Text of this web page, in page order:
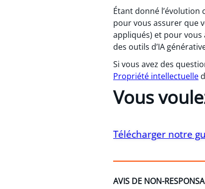
Étant donné
pour vous assurer que
appliqués) et pour vous
des outils d’IA
Si vous avez des
Propriété intellectuelle
Vous
Télécharger notre
AVIS DE NON-